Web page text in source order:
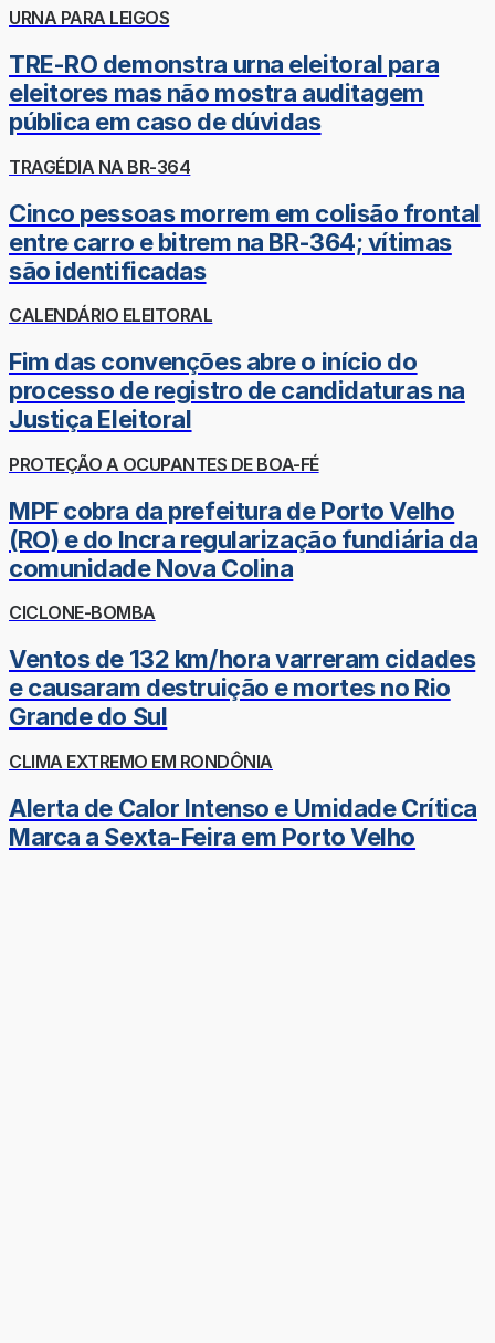
URNA PARA LEIGOS
TRE-RO demonstra urna eleitoral para
eleitores mas não mostra auditagem
pública em caso de dúvidas
TRAGÉDIA NA BR-364
Cinco pessoas morrem em colisão frontal
entre carro e bitrem na BR-364; vítimas
são identificadas
CALENDÁRIO ELEITORAL
Fim das convenções abre o início do
processo de registro de candidaturas na
Justiça Eleitoral
PROTEÇÃO A OCUPANTES DE BOA-FÉ
MPF cobra da prefeitura de Porto Velho
(RO) e do Incra regularização fundiária da
comunidade Nova Colina
CICLONE-BOMBA
Ventos de 132 km/hora varreram cidades
e causaram destruição e mortes no Rio
Grande do Sul
CLIMA EXTREMO EM RONDÔNIA
Alerta de Calor Intenso e Umidade Crítica
Marca a Sexta-Feira em Porto Velho